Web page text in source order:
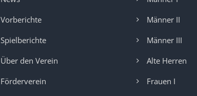
Vorberichte
Spielberichte
Über den Verein
Förderverein
Männer II
Männer III
Alte Herren
Frauen I